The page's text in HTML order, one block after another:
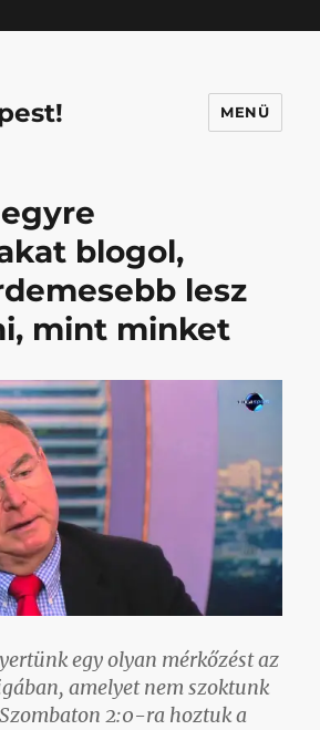
MENÜ
blogol,
lesz
mint minket
egy olyan mérkőzést az
amelyet nem szoktunk
2:0-ra hoztuk a